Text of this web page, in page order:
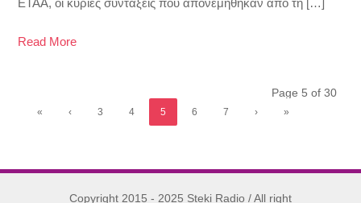
ΕΤΑΑ, οι κύριες συντάξεις που απονεμήθηκαν από τη […]
Read More
Page 5 of 30
« ‹ 3 4 5 6 7 › »
Copyright 2015 - 2025 Steki Radio / All right